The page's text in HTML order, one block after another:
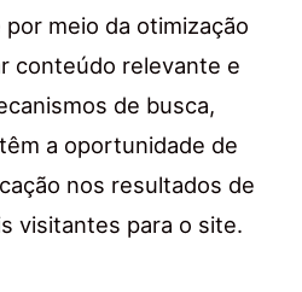
meio da otimização
conteúdo relevante e
de busca,
a oportunidade de
nos resultados de
visitantes para o site.